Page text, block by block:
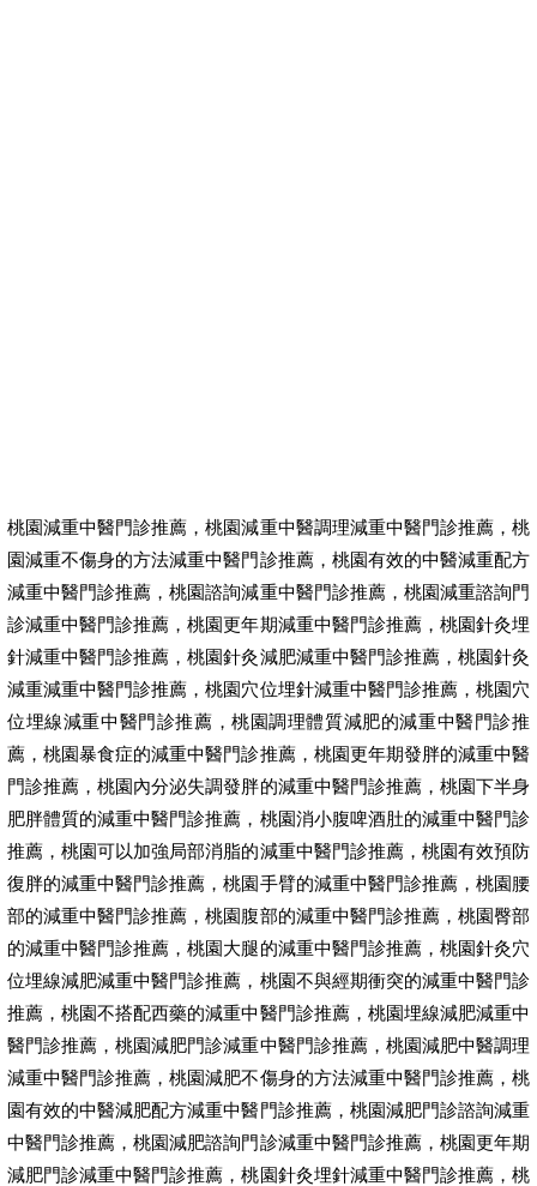
桃園減重中醫門診推薦，桃園減重中醫調理減重中醫門診推薦，桃
園減重不傷身的方法減重中醫門診推薦，桃園有效的中醫減重配方
減重中醫門診推薦，桃園諮詢減重中醫門診推薦，桃園減重諮詢門
診減重中醫門診推薦，桃園更年期減重中醫門診推薦，桃園針灸埋
針減重中醫門診推薦，桃園針灸減肥減重中醫門診推薦，桃園針灸
減重減重中醫門診推薦，桃園穴位埋針減重中醫門診推薦，桃園穴
位埋線減重中醫門診推薦，桃園調理體質減肥的減重中醫門診推
薦，桃園暴食症的減重中醫門診推薦，桃園更年期發胖的減重中醫
門診推薦，桃園內分泌失調發胖的減重中醫門診推薦，桃園下半身
肥胖體質的減重中醫門診推薦，桃園消小腹啤酒肚的減重中醫門診
推薦，桃園可以加強局部消脂的減重中醫門診推薦，桃園有效預防
復胖的減重中醫門診推薦，桃園手臂的減重中醫門診推薦，桃園腰
部的減重中醫門診推薦，桃園腹部的減重中醫門診推薦，桃園臀部
的減重中醫門診推薦，桃園大腿的減重中醫門診推薦，桃園針灸穴
位埋線減肥減重中醫門診推薦，桃園不與經期衝突的減重中醫門診
推薦，桃園不搭配西藥的減重中醫門診推薦，桃園埋線減肥減重中
醫門診推薦，桃園減肥門診減重中醫門診推薦，桃園減肥中醫調理
減重中醫門診推薦，桃園減肥不傷身的方法減重中醫門診推薦，桃
園有效的中醫減肥配方減重中醫門診推薦，桃園減肥門診諮詢減重
中醫門診推薦，桃園減肥諮詢門診減重中醫門診推薦，桃園更年期
減肥門診減重中醫門診推薦，桃園針灸埋針減重中醫門診推薦，桃